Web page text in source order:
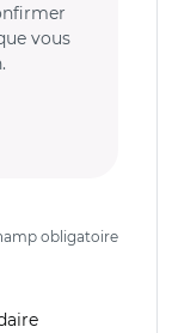
vous
obligatoire